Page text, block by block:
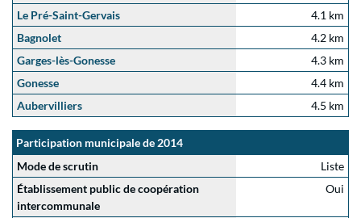
Le Pré-Saint-Gervais
4.1 km
Bagnolet
4.2 km
Garges-lès-Gonesse
4.3 km
Gonesse
4.4 km
Aubervilliers
4.5 km
Participation municipale de 2014
Mode de scrutin
Liste
Établissement public de coopération
intercommunale
Oui